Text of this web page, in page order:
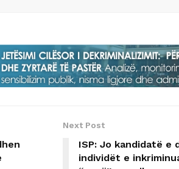
Next Post
ISP: Jo kandidatë
individët e